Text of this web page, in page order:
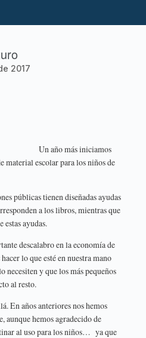
2017
Un año más iniciamos
material escolar para los niños de
públicas tienen diseñadas ayudas
a los libros, mientras que
estas ayudas.
descalabro en la economía de
lo que esté en nuestra mano
necesiten y que los más pequeños
al resto.
En años anteriores nos hemos
aunque hemos agradecido de
al uso para los niños… ya que